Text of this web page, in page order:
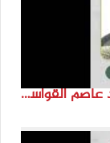
انتماء2021: موال لعيون فلسطين، المنشد عاصم القواسمة، الاردن